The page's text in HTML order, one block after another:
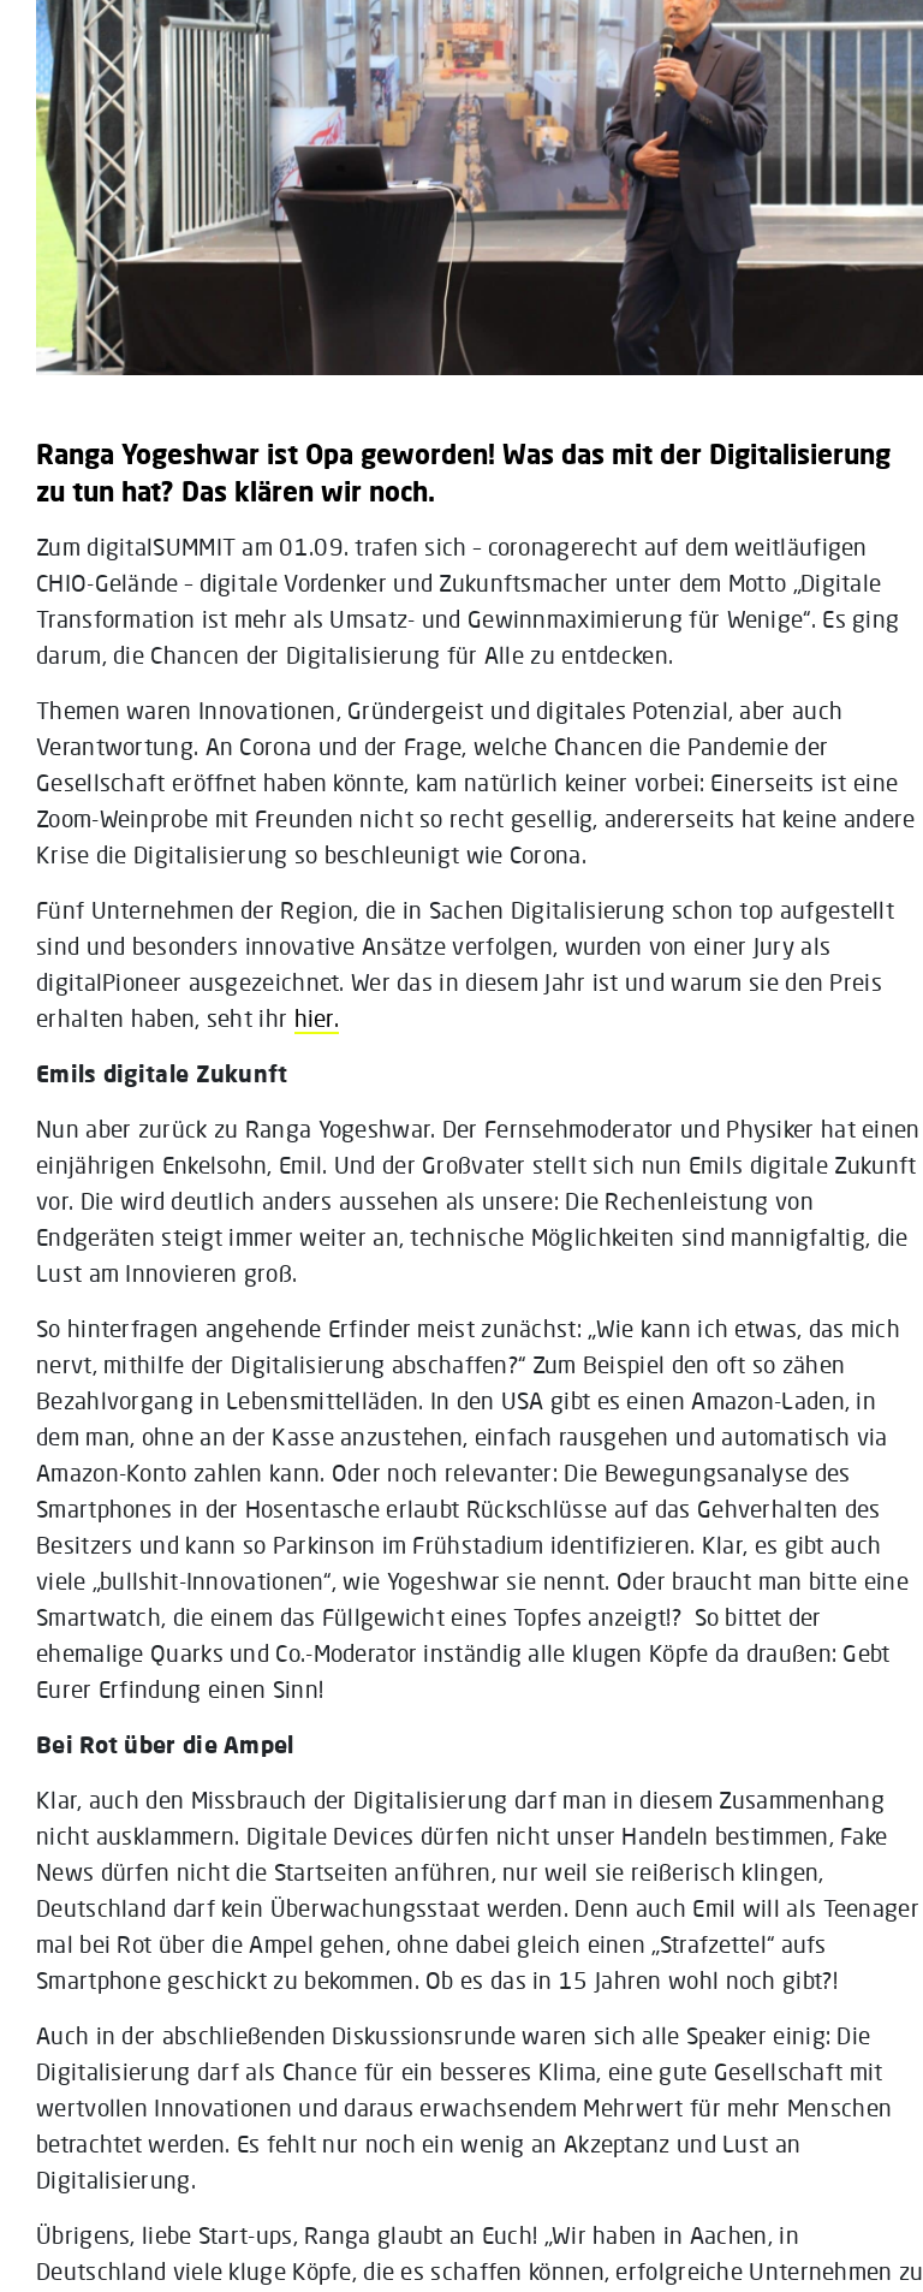
Ranga Yogeshwar ist Opa geworden! Was das mit der Digitalisierung
zu tun hat? Das klären wir noch.
Zum digitalSUMMIT am 01.09. trafen sich – coronagerecht auf dem weitläufigen
CHIO-Gelände – digitale Vordenker und Zukunftsmacher unter dem Motto „Digitale
Transformation ist mehr als Umsatz- und Gewinnmaximierung für Wenige“. Es ging
darum, die Chancen der Digitalisierung für Alle zu entdecken.
Themen waren Innovationen, Gründergeist und digitales Potenzial, aber auch
Verantwortung. An Corona und der Frage, welche Chancen die Pandemie der
Gesellschaft eröffnet haben könnte, kam natürlich keiner vorbei: Einerseits ist eine
Zoom-Weinprobe mit Freunden nicht so recht gesellig, andererseits hat keine andere
Krise die Digitalisierung so beschleunigt wie Corona.
Fünf Unternehmen der Region, die in Sachen Digitalisierung schon top aufgestellt
sind und besonders innovative Ansätze verfolgen, wurden von einer Jury als
digitalPioneer ausgezeichnet. Wer das in diesem Jahr ist und warum sie den Preis
erhalten haben, seht ihr hier.
Emils digitale Zukunft
Nun aber zurück zu Ranga Yogeshwar. Der Fernsehmoderator und Physiker hat einen
einjährigen Enkelsohn, Emil. Und der Großvater stellt sich nun Emils digitale Zukunft
vor. Die wird deutlich anders aussehen als unsere: Die Rechenleistung von
Endgeräten steigt immer weiter an, technische Möglichkeiten sind mannigfaltig, die
Lust am Innovieren groß.
So hinterfragen angehende Erfinder meist zunächst: „Wie kann ich etwas, das mich
nervt, mithilfe der Digitalisierung abschaffen?“ Zum Beispiel den oft so zähen
Bezahlvorgang in Lebensmittelläden. In den USA gibt es einen Amazon-Laden, in
dem man, ohne an der Kasse anzustehen, einfach rausgehen und automatisch via
Amazon-Konto zahlen kann. Oder noch relevanter: Die Bewegungsanalyse des
Smartphones in der Hosentasche erlaubt Rückschlüsse auf das Gehverhalten des
Besitzers und kann so Parkinson im Frühstadium identifizieren. Klar, es gibt auch
viele „bullshit-Innovationen“, wie Yogeshwar sie nennt. Oder braucht man bitte eine
Smartwatch, die einem das Füllgewicht eines Topfes anzeigt!? So bittet der
ehemalige Quarks und Co.-Moderator inständig alle klugen Köpfe da draußen: Gebt
Eurer Erfindung einen Sinn!
Bei Rot über die Ampel
Klar, auch den Missbrauch der Digitalisierung darf man in diesem Zusammenhang
nicht ausklammern. Digitale Devices dürfen nicht unser Handeln bestimmen, Fake
News dürfen nicht die Startseiten anführen, nur weil sie reißerisch klingen,
Deutschland darf kein Überwachungsstaat werden. Denn auch Emil will als Teenager
mal bei Rot über die Ampel gehen, ohne dabei gleich einen „Strafzettel“ aufs
Smartphone geschickt zu bekommen. Ob es das in 15 Jahren wohl noch gibt?!
Auch in der abschließenden Diskussionsrunde waren sich alle Speaker einig: Die
Digitalisierung darf als Chance für ein besseres Klima, eine gute Gesellschaft mit
wertvollen Innovationen und daraus erwachsendem Mehrwert für mehr Menschen
betrachtet werden. Es fehlt nur noch ein wenig an Akzeptanz und Lust an
Digitalisierung.
Übrigens, liebe Start-ups, Ranga glaubt an Euch! „Wir haben in Aachen, in
Deutschland viele kluge Köpfe, die es schaffen können, erfolgreiche Unternehmen zu